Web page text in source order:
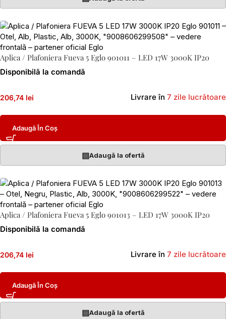
Aplica / Plafoniera Fueva 5 Eglo 901011 – LED 17W 3000K IP20
Disponibilă la comandă
206,74 lei Livrare în 7 zile lucrătoare
Adaugă În Coș
▤Adaugă la ofertă
Aplica / Plafoniera Fueva 5 Eglo 901013 – LED 17W 3000K IP20
Disponibilă la comandă
206,74 lei Livrare în 7 zile lucrătoare
Adaugă În Coș
▤Adaugă la ofertă